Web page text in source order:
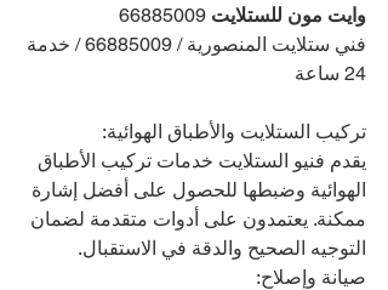
وايت مون للستلايت 66885009
فني ستلايت المنصورية / 66885009 / خدمة
24 ساعة
تركيب الستلايت والأطباق الهوائية:
يقدم فنيو الستلايت خدمات تركيب الأطباق
الهوائية وضبطها للحصول على أفضل إشارة
ممكنة. يعتمدون على أدوات متقدمة لضمان
التوجيه الصحيح والدقة في الاستقبال.
صيانة وإصلاح: